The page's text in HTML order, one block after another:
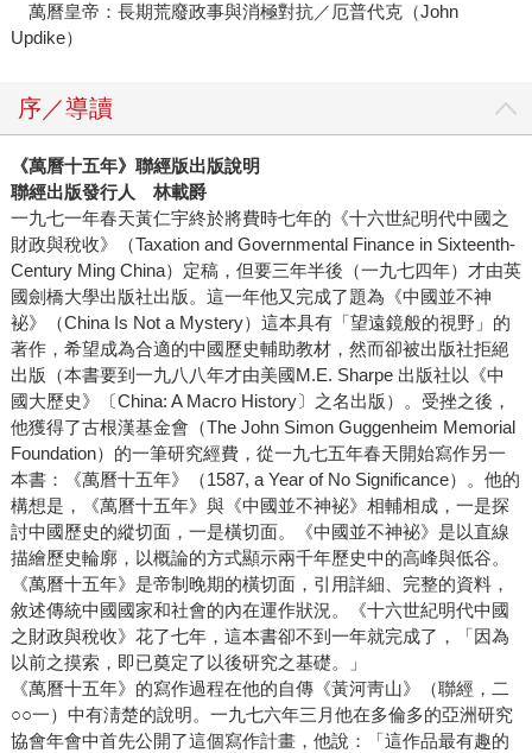
萬曆皇帝：長期荒廢政事與消極對抗／厄普代克（John
Updike）
序／導讀
《萬曆十五年》聯經版出版說明
聯經出版發行人 林載爵
一九七一年春天黃仁宇終於將費時七年的《十六世紀明代中國之
財政與稅收》（Taxation and Governmental Finance in Sixteenth-
Century Ming China）定稿，但要三年半後（一九七四年）才由英
國劍橋大學出版社出版。這一年他又完成了題為《中國並不神
袐》（China Is Not a Mystery）這本具有「望遠鏡般的視野」的
著作，希望成為合適的中國歷史輔助教材，然而卻被出版社拒絕
出版（本書要到一九八八年才由美國M.E. Sharpe 出版社以《中
國大歷史》〔China: A Macro History〕之名出版）。受挫之後，
他獲得了古根漢基金會（The John Simon Guggenheim Memorial
Foundation）的一筆研究經費，從一九七五年春天開始寫作另一
本書：《萬曆十五年》（1587, a Year of No Significance）。他的
構想是，《萬曆十五年》與《中國並不神袐》相輔相成，一是探
討中國歷史的縱切面，一是橫切面。《中國並不神袐》是以直線
描繪歷史輪廓，以概論的方式顯示兩千年歷史中的高峰與低谷。
《萬曆十五年》是帝制晚期的橫切面，引用詳細、完整的資料，
敘述傳統中國國家和社會的內在運作狀況。《十六世紀明代中國
之財政與稅收》花了七年，這本書卻不到一年就完成了，「因為
以前之摸索，即已奠定了以後研究之基礎。」
《萬曆十五年》的寫作過程在他的自傳《黃河靑山》（聯經，二
○○一）中有淸楚的說明。一九七六年三月他在多倫多的亞洲研究
協會年會中首先公開了這個寫作計畫，他說：「這作品最有趣的